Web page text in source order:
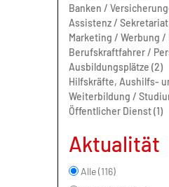
Assistenz / Sekretariat
Marketing / Werbung /
Ausbildungsplätze (2)
Hilfskräfte, Aushilfs-
Öffentlicher Dienst (1)
Aktualität
Alle (116)